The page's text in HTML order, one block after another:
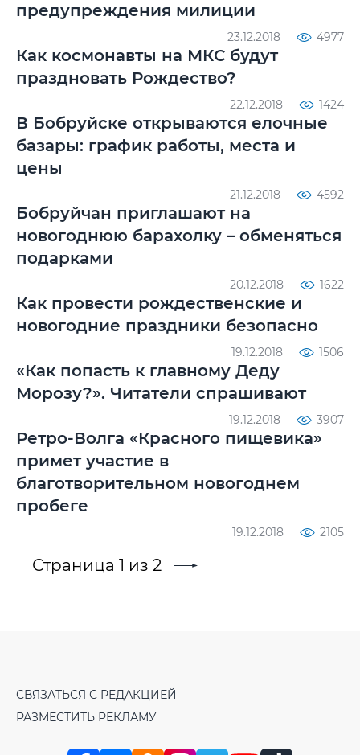
предупреждения милиции
23.12.2018 4977
Как космонавты на МКС будут
праздновать Рождество?
22.12.2018 1424
В Бобруйске открываются елочные
базары: график работы, места и
цены
21.12.2018 4592
Бобруйчан приглашают на
новогоднюю барахолку – обменяться
подарками
20.12.2018 1622
Как провести рождественские и
новогодние праздники безопасно
19.12.2018 1506
«Как попасть к главному Деду
Морозу?». Читатели спрашивают
19.12.2018 3907
Ретро-Волга «Красного пищевика»
примет участие в
благотворительном новогоднем
пробеге
19.12.2018 2105
Страница 1 из 2
СВЯЗАТЬСЯ С РЕДАКЦИЕЙ
РАЗМЕСТИТЬ РЕКЛАМУ